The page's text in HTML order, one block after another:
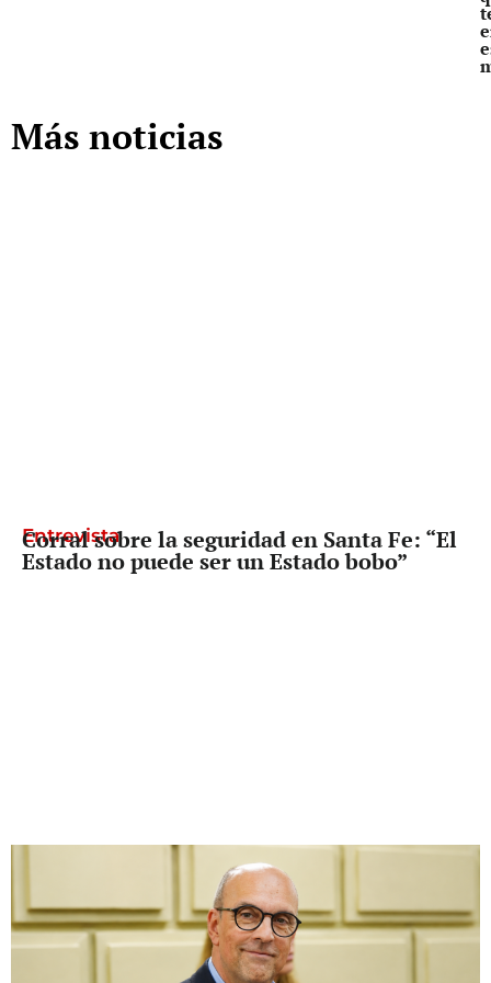
Más noticias
Entrevista
Corral sobre la seguridad en Santa Fe: “El
Estado no puede ser un Estado bobo”
Diputado Provincial
Palo Oliver busca que reclamarle los